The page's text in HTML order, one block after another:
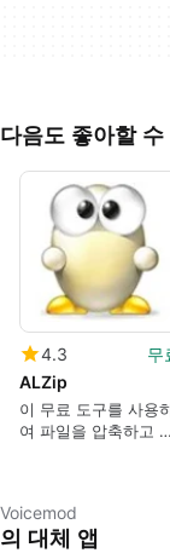
다음도 좋아할 수
4.3
무
ALZip
이 무료 도구를 사용
여 파일을 압축하고 압
Voicemod
의 대체 앱